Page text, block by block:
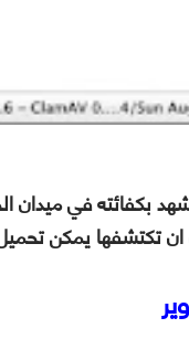
بكفائته في ميدان
تكتشفها يمكن